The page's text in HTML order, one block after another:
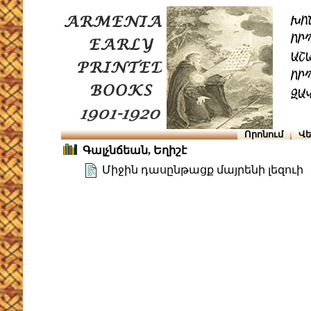
Որոնում
Գալչնճեան, Եղիշէ
Միջին դասընթացք մայրենի լեզուի